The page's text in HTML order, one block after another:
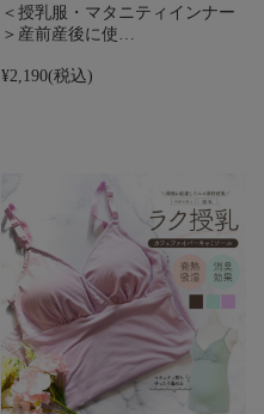
＜授乳服・マタニティインナー
＞産前産後に使…
¥2,190(税込)